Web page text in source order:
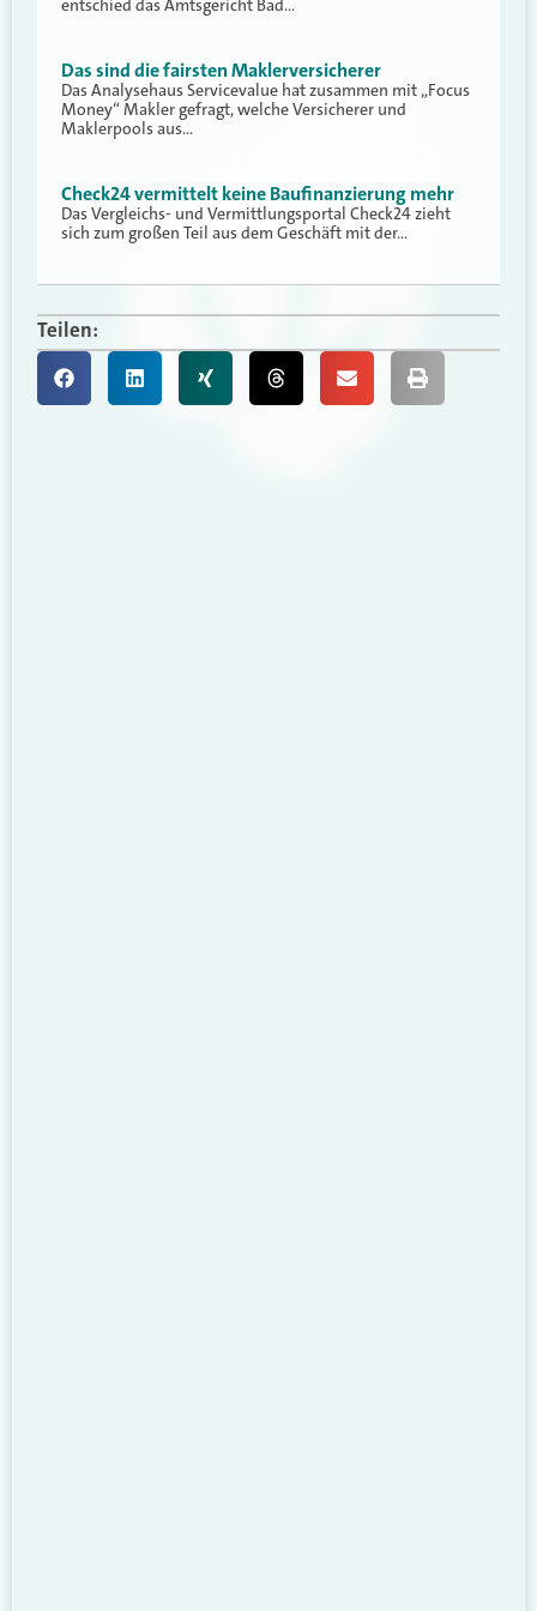
entschied das Amtsgericht Bad…
Das sind die fairsten Maklerversicherer
Das Analysehaus Servicevalue hat zusammen mit „Focus
Money“ Makler gefragt, welche Versicherer und
Maklerpools aus…
Check24 vermittelt keine Baufinanzierung mehr
Das Vergleichs- und Vermittlungsportal Check24 zieht
sich zum großen Teil aus dem Geschäft mit der…
Teilen: